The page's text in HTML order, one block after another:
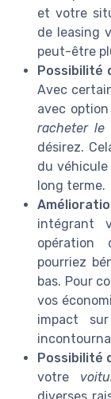
et votre
de leasing
peut-être
Possibilité
Avec
avec
racheter le
désirez.
du
long terme.
intégrant
opération
pourriez
bas. Pour
vos
impact
Possibilité
votre